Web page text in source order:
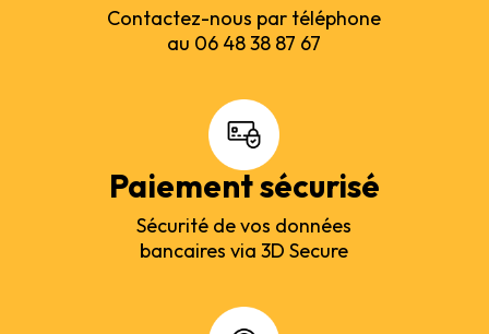
Contactez-nous par téléphone
au 06 48 38 87 67
Paiement sécurisé
Sécurité de vos données
bancaires via 3D Secure